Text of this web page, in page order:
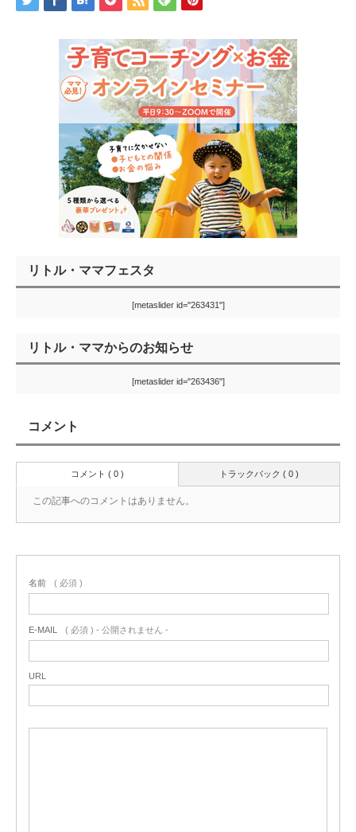
リトル・ママフェスタ
[metaslider id="263431"]
リトル・ママからのお知らせ
[metaslider id="263436"]
コメント
トラックバック ( 0 )
コメント ( 0 )
この記事へのコメントはありません。
名前 ( 必須 )
E-MAIL ( 必須 ) - 公開されません -
URL